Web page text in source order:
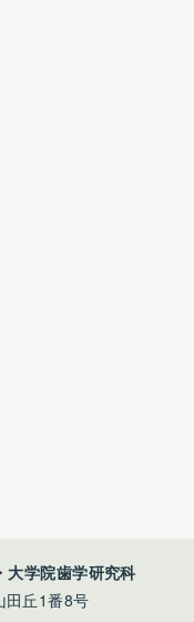
大学院歯学研究科
田丘1番8号